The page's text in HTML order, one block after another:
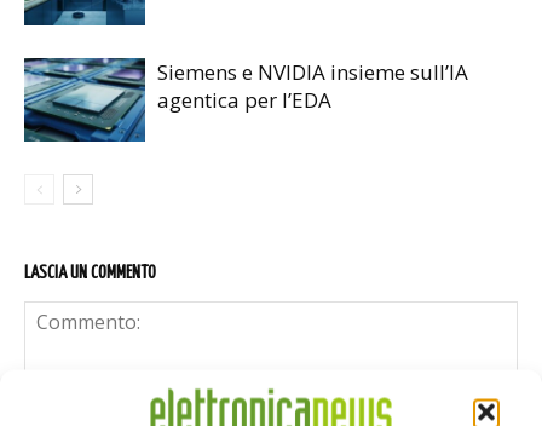
Siemens e NVIDIA insieme sull’IA
agentica per l’EDA
LASCIA UN COMMENTO